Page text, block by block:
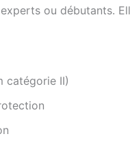
ou débutants.
catégorie II)